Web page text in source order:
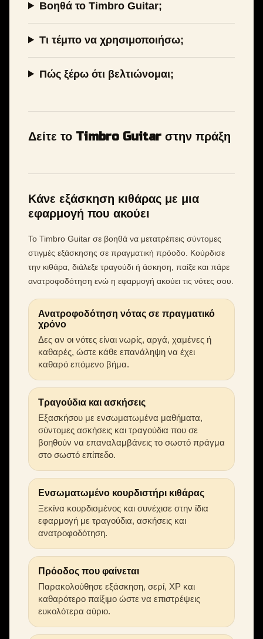
Βοηθά το Timbro Guitar;
Τι τέμπο να χρησιμοποιήσω;
Πώς ξέρω ότι βελτιώνομαι;
Δείτε το Timbro Guitar στην πράξη
Κάνε εξάσκηση κιθάρας με μια
εφαρμογή που ακούει
Το Timbro Guitar σε βοηθά να μετατρέπεις σύντομες
στιγμές εξάσκησης σε πραγματική πρόοδο. Κούρδισε
την κιθάρα, διάλεξε τραγούδι ή άσκηση, παίξε και πάρε
ανατροφοδότηση ενώ η εφαρμογή ακούει τις νότες σου.
Ανατροφοδότηση νότας σε πραγματικό
χρόνο
Δες αν οι νότες είναι νωρίς, αργά, χαμένες ή
καθαρές, ώστε κάθε επανάληψη να έχει
καθαρό επόμενο βήμα.
Τραγούδια και ασκήσεις
Εξασκήσου με ενσωματωμένα μαθήματα,
σύντομες ασκήσεις και τραγούδια που σε
βοηθούν να επαναλαμβάνεις το σωστό πράγμα
στο σωστό επίπεδο.
Ενσωματωμένο κουρδιστήρι κιθάρας
Ξεκίνα κουρδισμένος και συνέχισε στην ίδια
εφαρμογή με τραγούδια, ασκήσεις και
ανατροφοδότηση.
Πρόοδος που φαίνεται
Παρακολούθησε εξάσκηση, σερί, XP και
καθαρότερο παίξιμο ώστε να επιστρέψεις
ευκολότερα αύριο.